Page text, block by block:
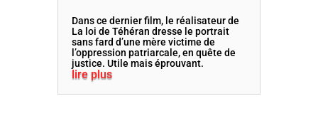
Dans ce dernier film, le réalisateur de
La loi de Téhéran dresse le portrait
sans fard d’une mère victime de
l’oppression patriarcale, en quête de
justice. Utile mais éprouvant.
lire plus